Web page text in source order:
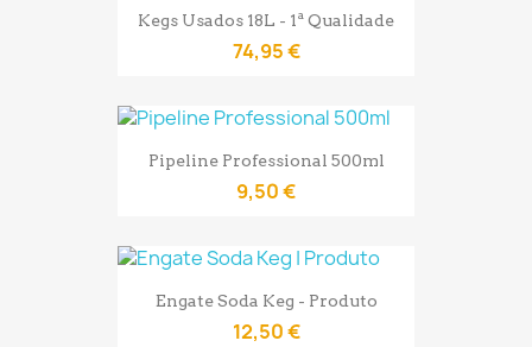
Kegs Usados 18L - 1ª Qualidade
74,95 €
Pipeline Professional 500ml
9,50 €
Engate Soda Keg - Produto
12,50 €